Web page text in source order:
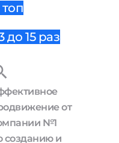
15 раз
от
№1
созданию и